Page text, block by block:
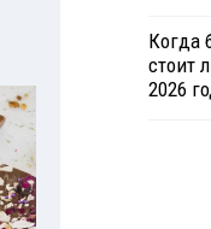
Когда
стоит
2026